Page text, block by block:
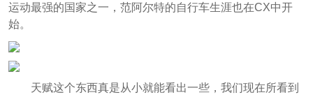
运动最强的国家之一，范阿尔特的自行车生涯也在CX中开
始。
天赋这个东西真是从小就能看出一些，我们现在所看到